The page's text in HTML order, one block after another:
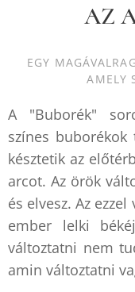
AZ
EGY
AMELY
A "Buborék"
színes
késztetik az
arcot. Az örök
és elvesz. Az
ember lelki
változtatni nem
amin változtatni